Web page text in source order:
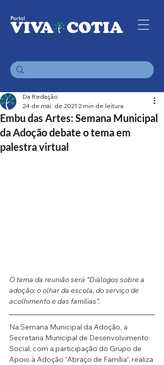
Embu das Artes: Semana Municipal
da Adoção debate o tema em
palestra virtual
Da Redação
24 de mai. de 2021 2 min de leitura
O tema da reunião será “Diálogos sobre a
adoção: o olhar da escola, do serviço de
acolhimento e das famílias”.
Na Semana Municipal da Adoção, a
Secretaria Municipal de Desenvolvimento
Social, com a participação do Grupo de
Apoio à Adoção “Abraço de Família”, realiza